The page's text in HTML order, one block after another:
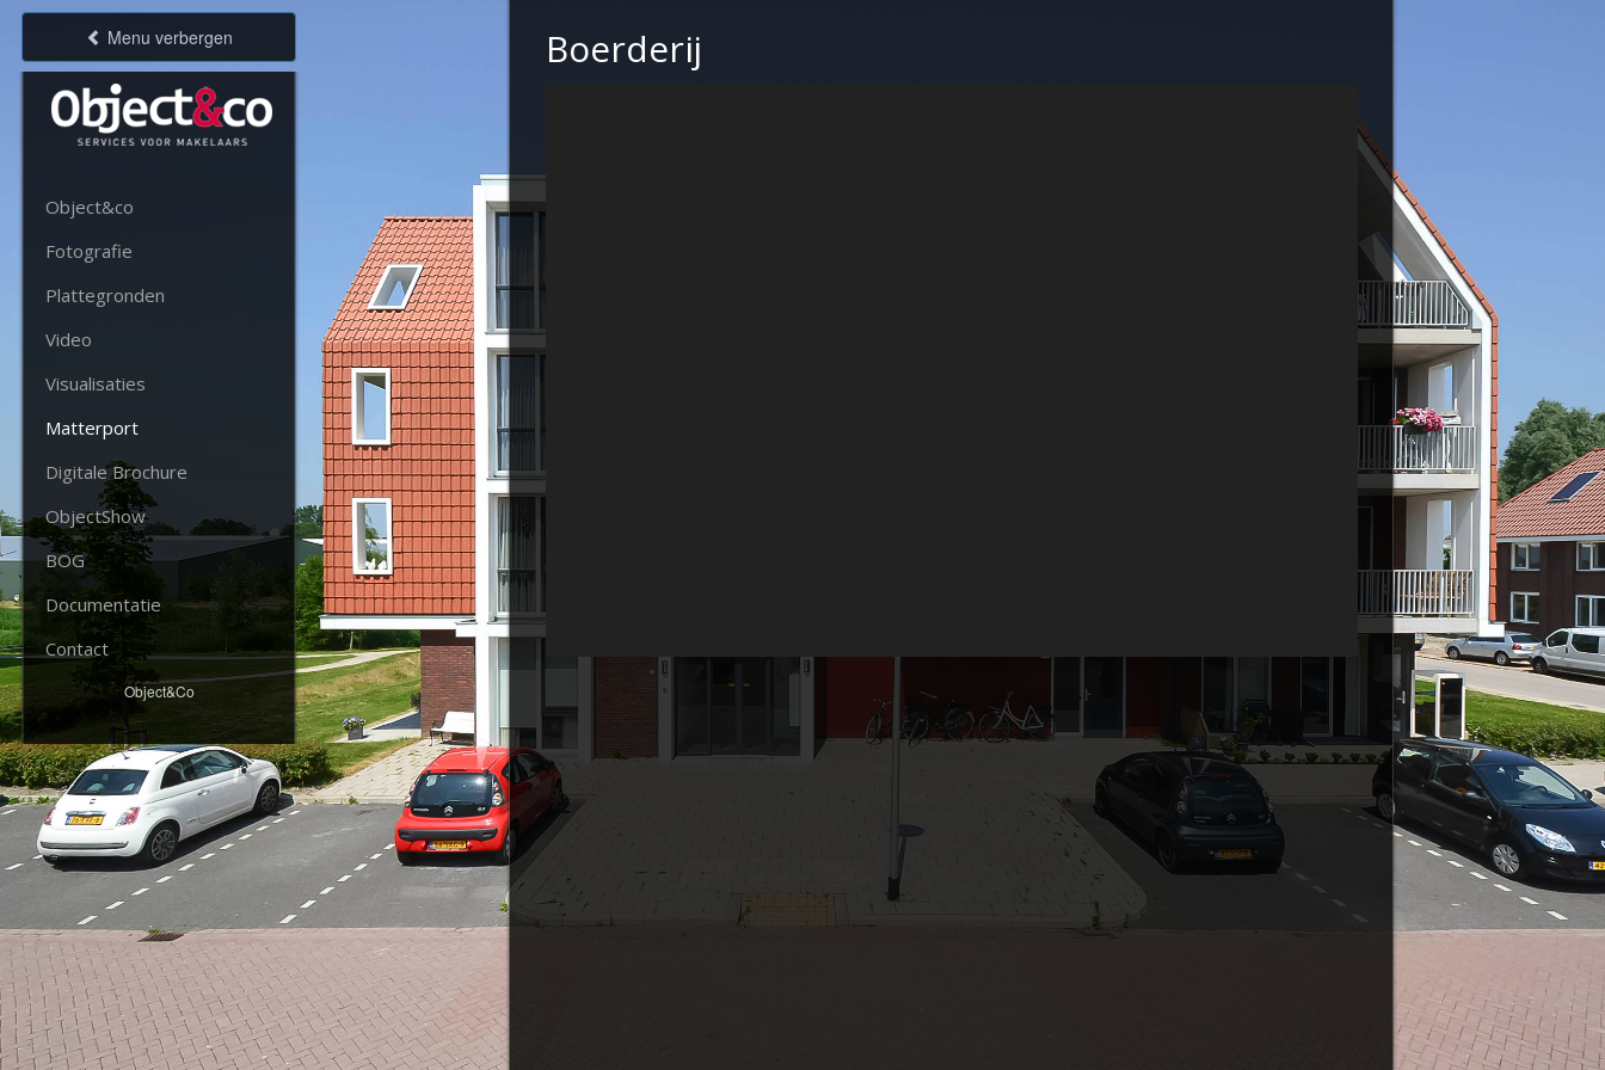
Menu verbergen
Object&co
Fotografie
Plattegronden
Video
Visualisaties
Matterport
Digitale Brochure
ObjectShow
BOG
Documentatie
Contact
Object&Co
Boerderij